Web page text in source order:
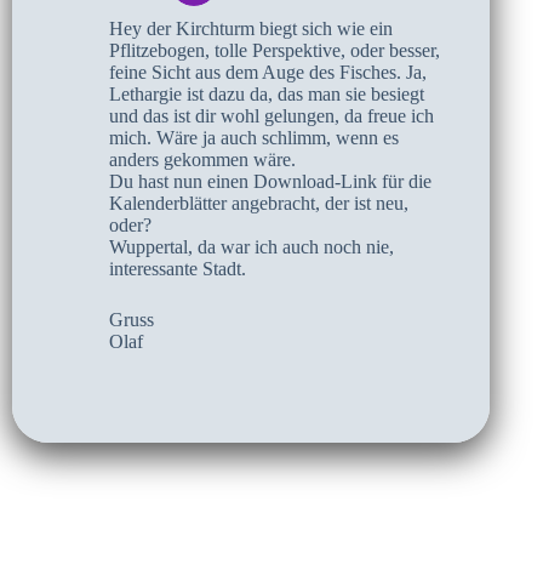
Hey der Kirchturm biegt sich wie ein
Pflitzebogen, tolle Perspektive, oder besser,
feine Sicht aus dem Auge des Fisches. Ja,
Lethargie ist dazu da, das man sie besiegt
und das ist dir wohl gelungen, da freue ich
mich. Wäre ja auch schlimm, wenn es
anders gekommen wäre.
Du hast nun einen Download-Link für die
Kalenderblätter angebracht, der ist neu,
oder?
Wuppertal, da war ich auch noch nie,
interessante Stadt.
Gruss
Olaf